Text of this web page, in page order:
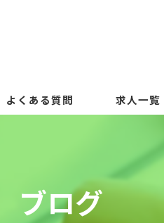
よくある質問 求人一覧
ブログ